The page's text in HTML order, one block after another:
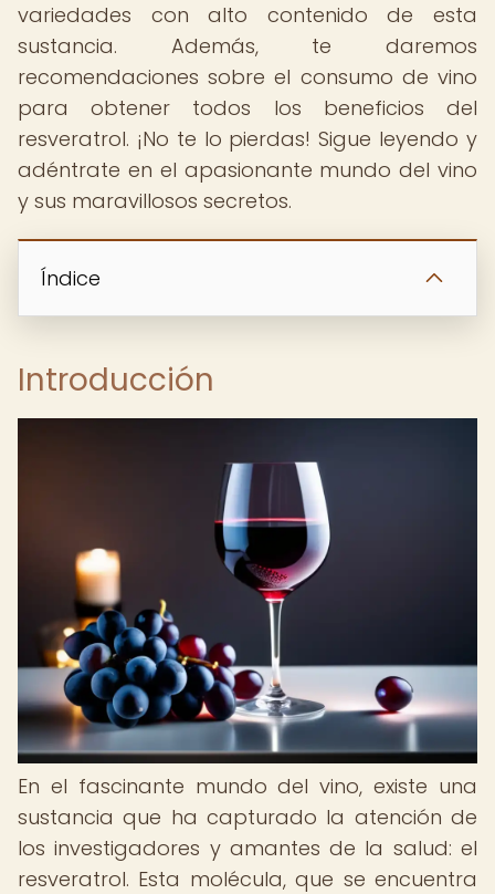
variedades con alto contenido de esta
sustancia. Además, te daremos
recomendaciones sobre el consumo de vino
para obtener todos los beneficios del
resveratrol. ¡No te lo pierdas! Sigue leyendo y
adéntrate en el apasionante mundo del vino
y sus maravillosos secretos.
Índice
Introducción
En el fascinante mundo del vino, existe una
sustancia que ha capturado la atención de
los investigadores y amantes de la salud: el
resveratrol. Esta molécula, que se encuentra